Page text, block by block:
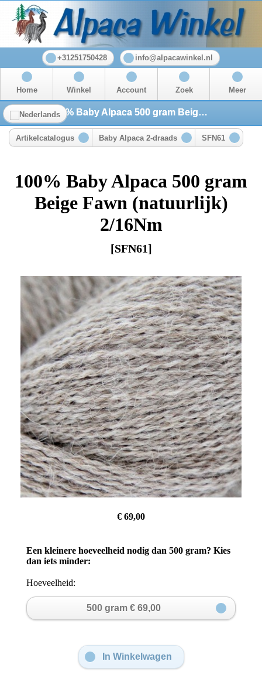
+31251750428 info@alpacawinkel.nl
Home Winkel Account Zoek Meer
100% Baby Alpaca 500 gram Beige Fawn (natuurlijk) 2/16Nm
Artikelcatalogus Baby Alpaca 2-draads SFN61
100% Baby Alpaca 500 gram
Beige Fawn (natuurlijk)
2/16Nm
[SFN61]
€ 69,00
Een kleinere hoeveelheid nodig dan 500 gram? Kies
dan iets minder:
Hoeveelheid:
500 gram € 69,00
In Winkelwagen